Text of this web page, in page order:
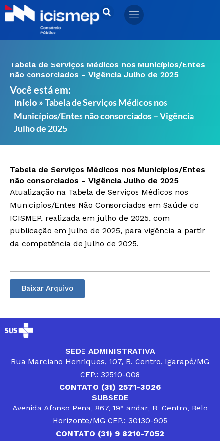
Ir
para
Tabela de Serviços Médicos nos Municípios/Entes
não consorciados – Vigência Julho de 2025
Você está em:
Início »Tabela de Serviços Médicos nos
Municípios/Entes não consorciados – Vigência
Julho de 2025
Tabela de Serviços Médicos nos Municípios/Entes
não consorciados – Vigência Julho de 2025
Atualização na Tabela de Serviços Médicos nos
Municípios/Entes Não Consorciados em Saúde do
ICISMEP, realizada em julho de 2025, com
publicação em julho de 2025, para vigência a partir
da competência de julho de 2025.
Baixar Arquivo
SEDE ADMINISTRATIVA
Rua Marciano Henriques, 107, B. Centro, Igarapé/MG
CEP.: 32510-008
CONTATO (31) 2571-3026
SUBSEDE
Avenida Afonso Pena, 867, 19° andar, B. Centro, Belo
Horizonte/MG CEP.: 30130-905
CONTATO (31) 9 8210-7052